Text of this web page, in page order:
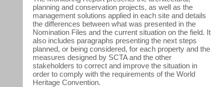
planning and conservation projects, as well as the
management solutions applied in each site and details
the differences between what was presented in the
Nomination Files and the current situation on the field. It
also includes paragraphs presenting the next steps
planned, or being considered, for each property and the
measures designed by SCTA and the other
stakeholders to correct and improve the situation in
order to comply with the requirements of the World
Heritage Convention.